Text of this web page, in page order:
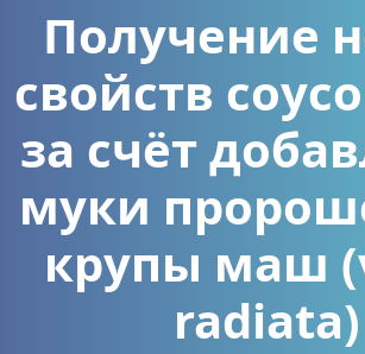
Получение
свойств
за счёт
муки
крупы маш
radiata)